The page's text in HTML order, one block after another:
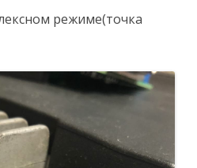
режиме(точка